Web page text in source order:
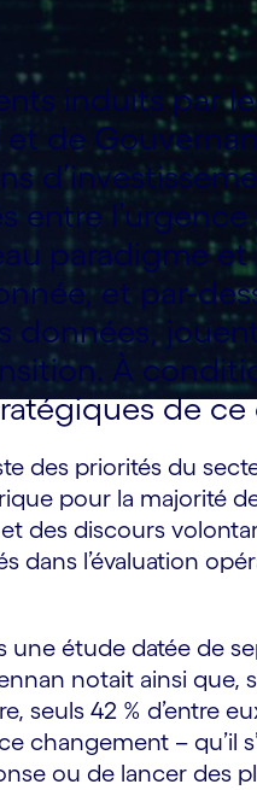
induits par
et de
entre
paradigme
et par-
données,
À
de
des priorités du
pour la majorité
des discours
dans l’évaluation
étude datée de
notait ainsi que,
seuls 42 % d’entre
– qu’il
ou de lancer des